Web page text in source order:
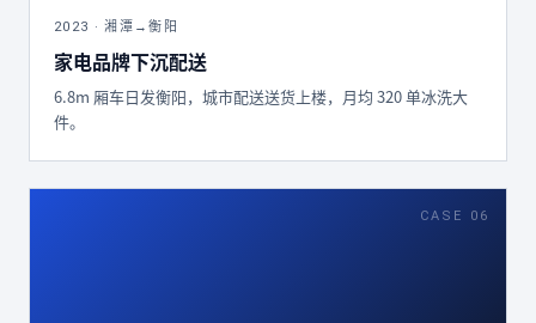
2023 · 湘潭→衡阳
家电品牌下沉配送
6.8m 厢车日发衡阳，城市配送送货上楼，月均 320 单冰洗大
件。
CASE 06